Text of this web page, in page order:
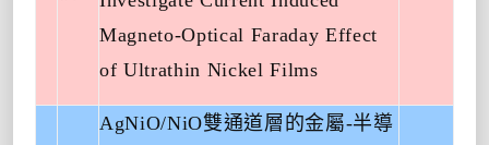
Magneto-Optical Faraday Effect
of Ultrathin Nickel Films
AgNiO/NiO雙通道層的金屬-半導